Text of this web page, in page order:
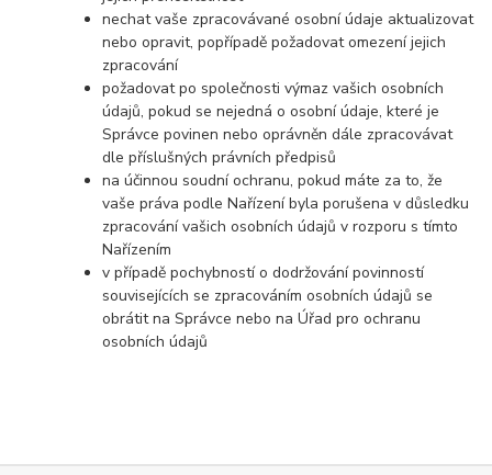
nechat vaše zpracovávané osobní údaje aktualizovat
nebo opravit, popřípadě požadovat omezení jejich
zpracování
požadovat po společnosti výmaz vašich osobních
údajů, pokud se nejedná o osobní údaje, které je
Správce povinen nebo oprávněn dále zpracovávat
dle příslušných právních předpisů
na účinnou soudní ochranu, pokud máte za to, že
vaše práva podle Nařízení byla porušena v důsledku
zpracování vašich osobních údajů v rozporu s tímto
Nařízením
v případě pochybností o dodržování povinností
souvisejících se zpracováním osobních údajů se
obrátit na Správce nebo na Úřad pro ochranu
osobních údajů